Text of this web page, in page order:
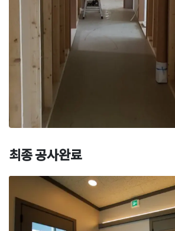
최종 공사완료